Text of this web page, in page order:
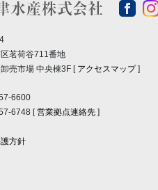
茗荷谷711番地
売市場 中央棟3F [ アクセスマップ]
6600
6748 [営業拠点連絡先 ]
方針